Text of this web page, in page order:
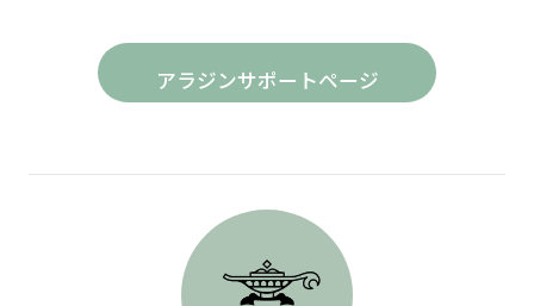
アラジンサポートページ